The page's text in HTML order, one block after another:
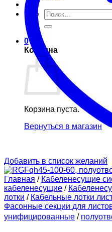
Искать:
0
Корзина
Корзина пуста.
Вернуться в магазин
Добавить в список желаний
Главная / Кабеленесущие
кабеленесущие /
лотки / Кабельные лотки
Фасонные секции для
унифицированные /